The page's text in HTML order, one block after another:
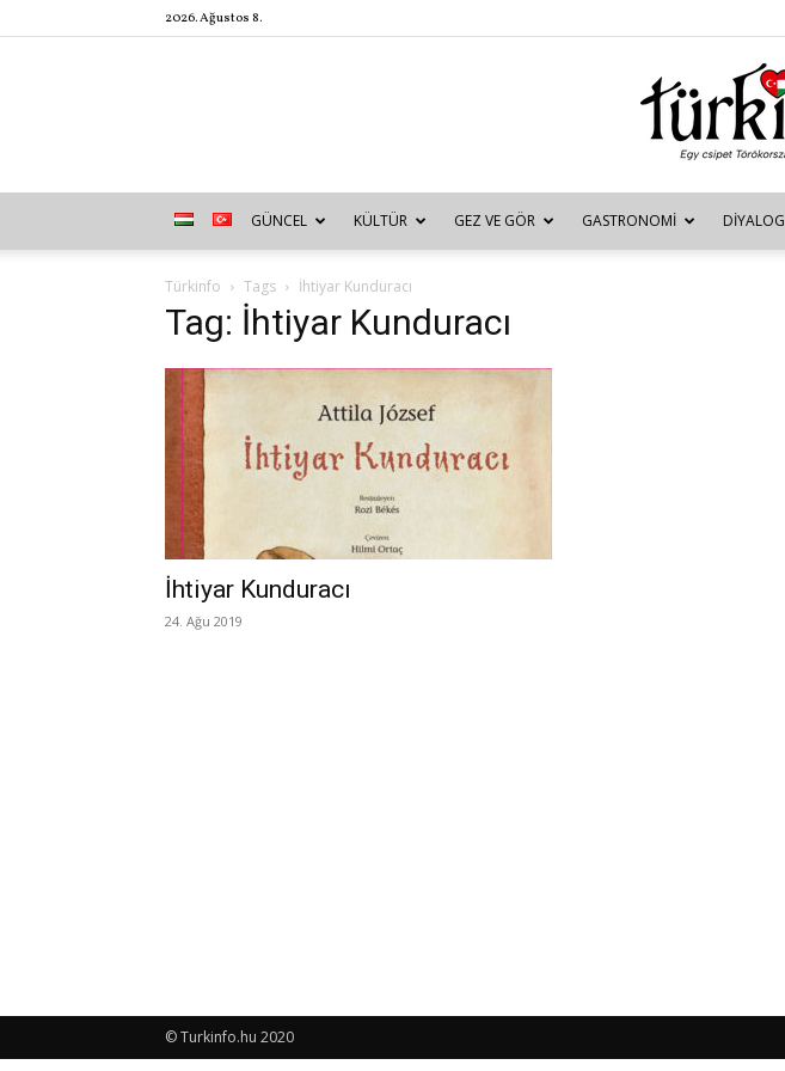
2026. Ağustos 8.
GÜNCEL KÜLTÜR GEZ VE GÖR GASTRONOMI DIYALOG
Türkinfo Tags İhtiyar Kunduracı
Tag: İhtiyar Kunduracı
İhtiyar Kunduracı
24. Ağu 2019
© Turkinfo.hu 2020